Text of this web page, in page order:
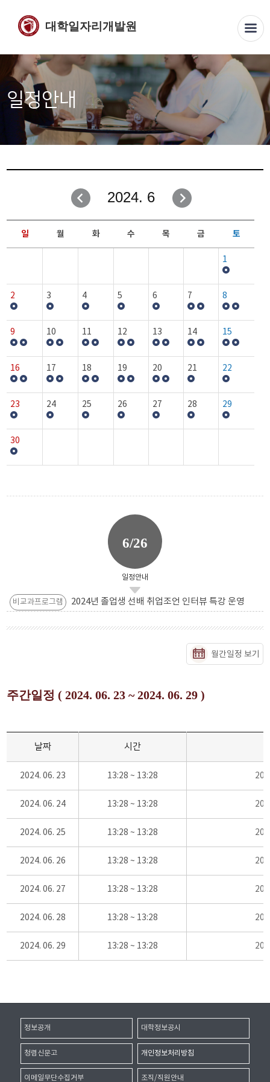
대학일자리개발원
일정안내
2024. 6
일 월 화 수 목 금 토
1
2 3 4 5 6 7 8
9 10 11 12 13 14 15
16 17 18 19 20 21 22
23 24 25 26 27 28 29
30
6/26
일정안내
비교과프로그램 2024년 졸업생 선배 취업조언 인터뷰 특강 운영
월간일정 보기
주간일정 ( 2024. 06. 23 ~ 2024. 06. 29 )
날짜 시간
2024. 06. 23 13:28 ~ 13:28
2024. 06. 24 13:28 ~ 13:28
2024. 06. 25 13:28 ~ 13:28
2024. 06. 26 13:28 ~ 13:28
2024. 06. 27 13:28 ~ 13:28
2024. 06. 28 13:28 ~ 13:28
2024. 06. 29 13:28 ~ 13:28
정보공개 대학정보공시
청렴신문고 개인정보처리방침
이메일무단수집거부 조직/직원안내